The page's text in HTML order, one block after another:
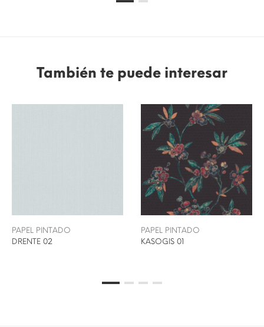
También te puede interesar
PAPEL PINTADO
DRENTE 02
PAPEL PINTADO
KASOGIS 01